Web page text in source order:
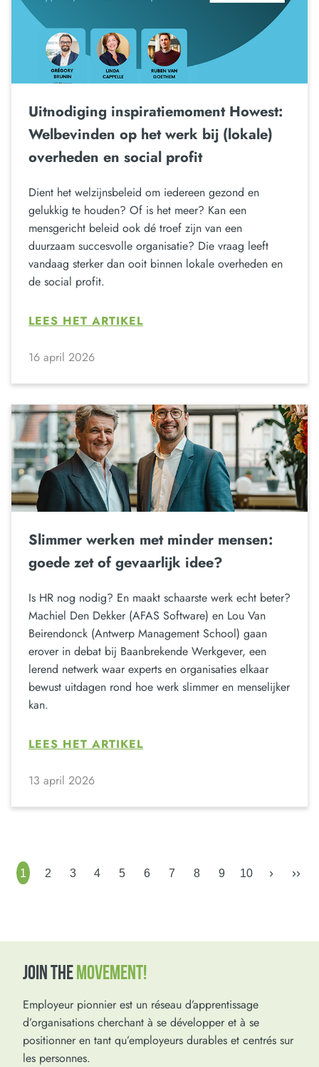
Uitnodiging inspiratiemoment Howest:
Welbevinden op het werk bij (lokale)
overheden en social profit
Dient het welzijnsbeleid om iedereen gezond en
gelukkig te houden? Of is het meer? Kan een
mensgericht beleid ook dé troef zijn van een
duurzaam succesvolle organisatie? Die vraag leeft
vandaag sterker dan ooit binnen lokale overheden en
de social profit.
LEES HET ARTIKEL
16 april 2026
Slimmer werken met minder mensen:
goede zet of gevaarlijk idee?
Is HR nog nodig? En maakt schaarste werk echt beter?
Machiel Den Dekker (AFAS Software) en Lou Van
Beirendonck (Antwerp Management School) gaan
erover in debat bij Baanbrekende Werkgever, een
lerend netwerk waar experts en organisaties elkaar
bewust uitdagen rond hoe werk slimmer en menselijker
kan.
LEES HET ARTIKEL
13 april 2026
1 2 3 4 5 6 7 8 9 10 › ››
JOIN THEMOVEMENT!
Employeur pionnier est un réseau d’apprentissage
d’organisations cherchant à se développer et à se
positionner en tant qu’employeurs durables et centrés sur
les personnes.